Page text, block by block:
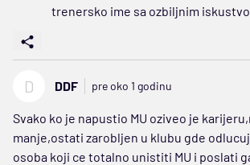
trenersko ime sa ozbiljnim
D DDF pre oko 1 godinu
Svako ko je napustio MU oziveo je
manje,ostati zarobljen u klubu gde
osoba koji ce totalno unistiti MU i poslati